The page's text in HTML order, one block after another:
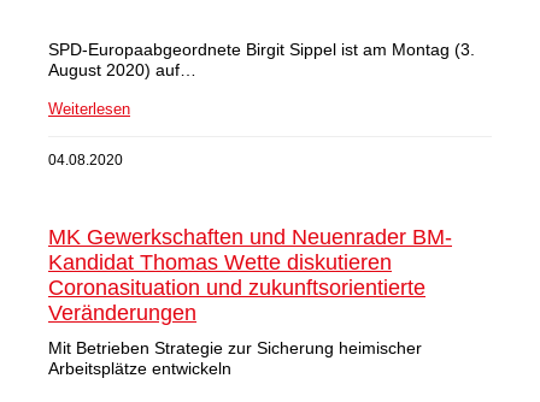
SPD-Europaabgeordnete Birgit Sippel ist am Montag (3.
August 2020) auf…
Weiterlesen
04.08.2020
MK Gewerkschaften und Neuenrader BM-
Kandidat Thomas Wette diskutieren
Coronasituation und zukunftsorientierte
Veränderungen
Mit Betrieben Strategie zur Sicherung heimischer
Arbeitsplätze entwickeln